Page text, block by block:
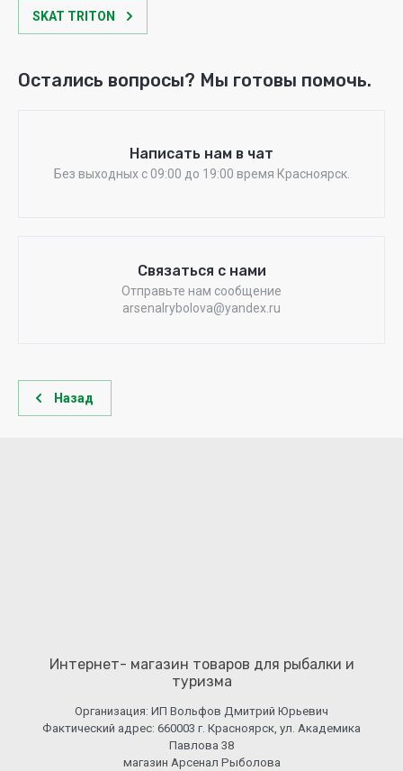
SKAT TRITON
Остались вопросы? Мы готовы помочь.
Написать нам в чат
Без выходных c 09:00 до 19:00 время Красноярск.
Связаться с нами
Отправьте нам сообщение
arsenalrybolova@yandex.ru
Назад
Интернет- магазин товаров для рыбалки и
туризма
Организация: ИП Вольфов Дмитрий Юрьевич
Фактический адрес: 660003 г. Красноярск, ул. Академика
Павлова 38
магазин Арсенал Рыболова